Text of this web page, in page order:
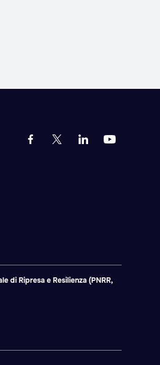
di Ripresa e Resilienza (PNRR,